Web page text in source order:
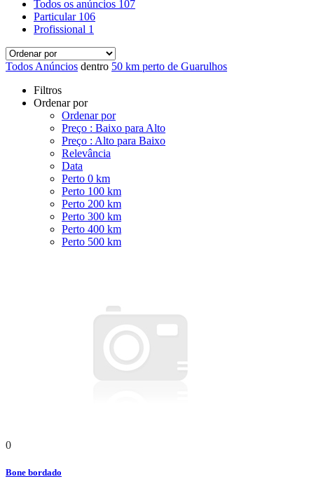
Todos os anúncios 107
Particular 106
Profissional 1
Todos Anúncios dentro 50 km perto de Guarulhos
Filtros
Ordenar por
Ordenar por
Preço : Baixo para Alto
Preço : Alto para Baixo
Relevância
Data
Perto 0 km
Perto 100 km
Perto 200 km
Perto 300 km
Perto 400 km
Perto 500 km
0
Bone bordado